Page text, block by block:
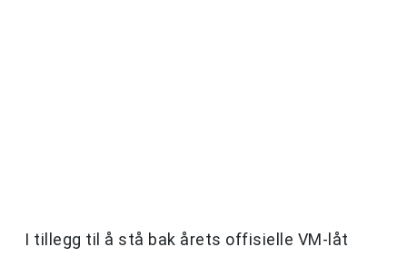
I tillegg til å stå bak årets offisielle VM-låt